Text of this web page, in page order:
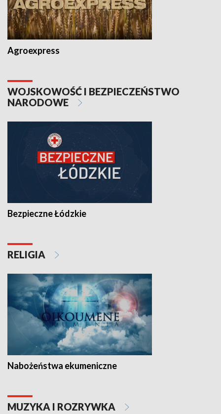
Agroexpress
WOJSKOWOŚĆ I BEZPIECZEŃSTWO
NARODOWE
Bezpieczne Łódzkie
RELIGIA
Nabożeństwa ekumeniczne
MUZYKA I ROZRYWKA